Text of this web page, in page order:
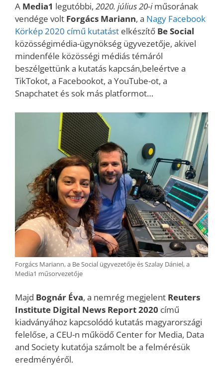
A Media1 legutóbbi, 2020. július 20-iműsorának
vendége volt Forgács Mariann, a Nagy Facebook
Körkép 2020 című kutatást elkészítő Be Social
közösségimédia-ügynökség ügyvezetője, akivel
mindenféle közösségi médiás témáról
beszélgettünk a kutatás kapcsán,beleértve a
TikTokot, a Facebookot, a YouTube-ot, a
Snapchatet és sok más platformot…
Forgács Mariann, a Be Social ügyvezetője és Szalay Dániel, a
Media1 műsorvezetője
Majd Bognár Éva, a nemrég megjelent Reuters
Institute Digital News Report 2020 című
kiadványához kapcsolódó kutatás magyarországi
felelőse, a CEU-n működő Center for Media, Data
and Society kutatója számolt be a felmérésük
eredményéről.